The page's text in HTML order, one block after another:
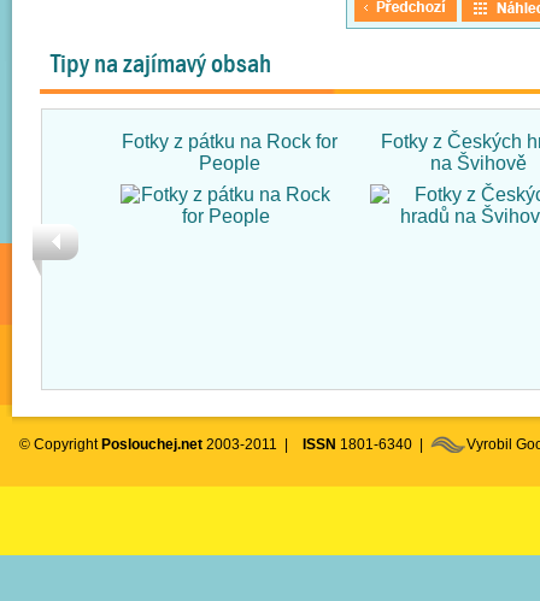
Tipy na zajímavý obsah
Fotky z pátku na Rock for
People
Fotky z Českých
na Švihově
© Copyright Poslouchej.net 2003-2011 | ISSN 1801-6340 | Vyrobil